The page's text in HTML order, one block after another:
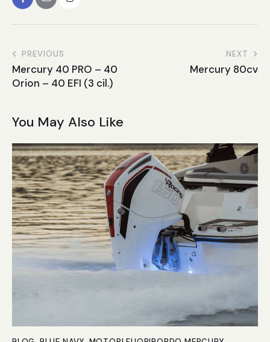
PREVIOUS
Mercury 40 PRO – 40
Orion – 40 EFI (3 cil.)
NEXT
Mercury 80cv
You May Also Like